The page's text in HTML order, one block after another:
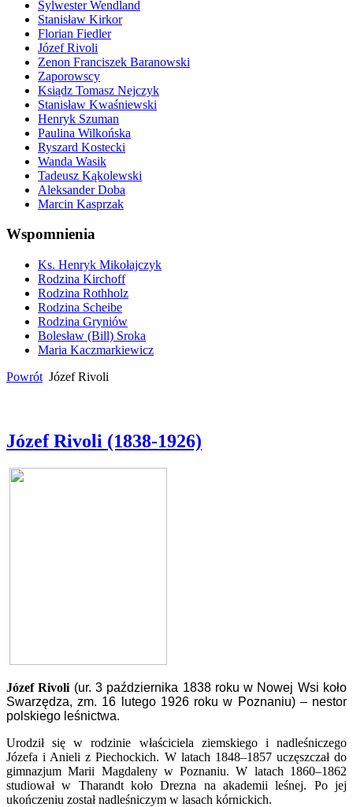
Sylwester Wendland
Stanisław Kirkor
Florian Fiedler
Józef Rivoli
Zenon Franciszek Baranowski
Zaporowscy
Ksiądz Tomasz Nejczyk
Stanisław Kwaśniewski
Henryk Szuman
Paulina Wilkońska
Ryszard Kostecki
Wanda Wasik
Tadeusz Kąkolewski
Aleksander Doba
Marcin Kasprzak
Wspomnienia
Ks. Henryk Mikołajczyk
Rodzina Kirchoff
Rodzina Rothholz
Rodzina Scheibe
Rodzina Gryniów
Bolesław (Bill) Sroka
Maria Kaczmarkiewicz
Powrót Józef Rivoli
Józef Rivoli (1838-1926)
Józef Rivoli (ur. 3 października 1838 roku w Nowej Wsi koło
Swarzędza, zm. 16 lutego 1926 roku w Poznaniu) – nestor
polskiego leśnictwa.
Urodził się w rodzinie właściciela ziemskiego i nadleśniczego
Józefa i Anieli z Piechockich. W latach 1848–1857 uczęszczał do
gimnazjum Marii Magdaleny w Poznaniu. W latach 1860–1862
studiował w Tharandt koło Drezna na akademii leśnej. Po jej
ukończeniu został nadleśniczym w lasach kórnickich.